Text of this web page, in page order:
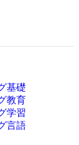
基礎
教育
学習
言語